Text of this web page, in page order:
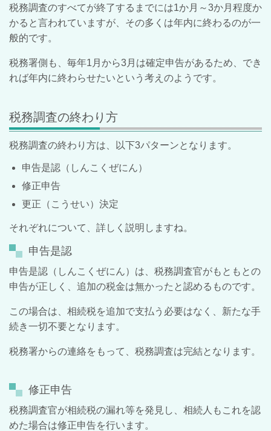
税務調査のすべてが終了するまでには1か月～3か月程度か
かると言われていますが、その多くは年内に終わるのが一
般的です。
税務署側も、毎年1月から3月は確定申告があるため、でき
れば年内に終わらせたいという考えのようです。
税務調査の終わり方
税務調査の終わり方は、以下3パターンとなります。
申告是認（しんこくぜにん）
修正申告
更正（こうせい）決定
それぞれについて、詳しく説明しますね。
申告是認
申告是認（しんこくぜにん）は、税務調査官がもともとの
申告が正しく、追加の税金は無かったと認めるものです。
この場合は、相続税を追加で支払う必要はなく、新たな手
続き一切不要となります。
税務署からの連絡をもって、税務調査は完結となります。
修正申告
税務調査官が相続税の漏れ等を発見し、相続人もこれを認
めた場合は修正申告を行います。